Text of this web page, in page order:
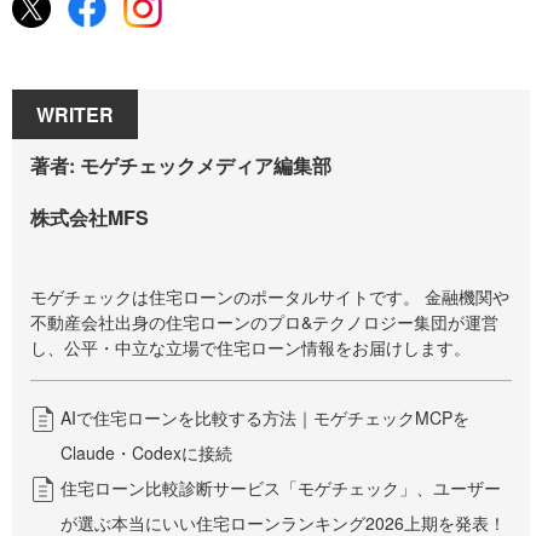
WRITER
著者: モゲチェックメディア編集部
株式会社MFS
モゲチェックは住宅ローンのポータルサイトです。 金融機関や
不動産会社出身の住宅ローンのプロ&テクノロジー集団が運営
し、公平・中立な立場で住宅ローン情報をお届けします。
AIで住宅ローンを比較する方法｜モゲチェックMCPを
Claude・Codexに接続
住宅ローン比較診断サービス「モゲチェック」、ユーザー
が選ぶ本当にいい住宅ローンランキング2026上期を発表！